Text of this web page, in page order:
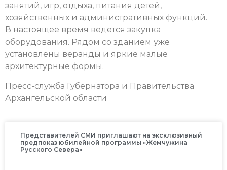
занятий, игр, отдыха, питания детей,
хозяйственных и административных функций.
В настоящее время ведется закупка
оборудования. Рядом со зданием уже
установлены веранды и яркие малые
архитектурные формы.
Пресс-служба Губернатора и Правительства
Архангельской области
Представителей СМИ приглашают на эксклюзивный
предпоказ юбилейной программы «Жемчужина
Русского Севера»